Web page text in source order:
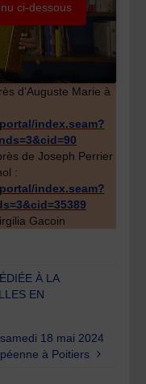
ci-dessous
d’Auguste Marie à
index.seam?
de Joseph Perrier
:
index.seam?
Gacoin
À LA
EN
18 mai 2024
à Poitiers